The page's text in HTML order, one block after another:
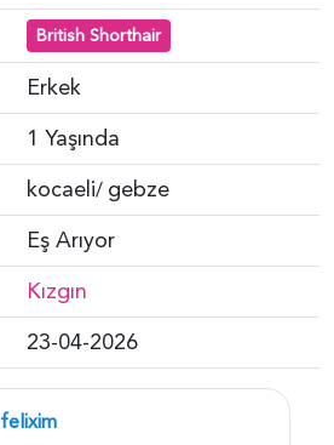
British Shorthair
Erkek
1 Yaşında
kocaeli/ gebze
Eş Arıyor
Kızgın
23-04-2026
felixim